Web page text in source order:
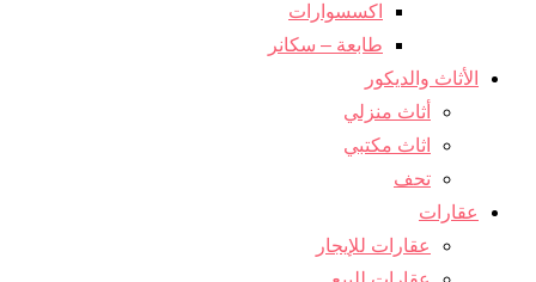
اكسسوارات
طابعة – سكانر
الأثاث والديكور
أثاث منزلي
اثاث مكتبي
تحف
عقارات
عقارات للإيجار